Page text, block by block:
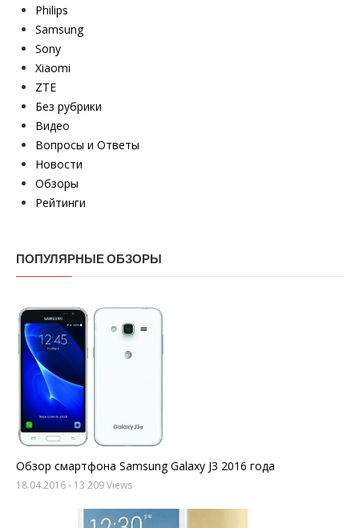
Philips
Samsung
Sony
Xiaomi
ZTE
Без рубрики
Видео
Вопросы и Ответы
Новости
Обзоры
Рейтинги
ПОПУЛЯРНЫЕ ОБЗОРЫ
Обзор смартфона Samsung Galaxy J3 2016 года
18.04.2016- 13 209 Views